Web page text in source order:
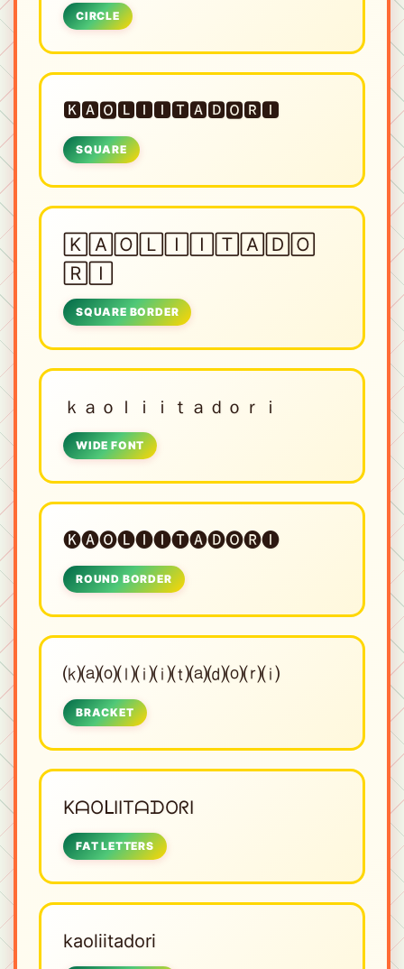
CIRCLE
🅺🅰🅾🅻🅸🅸🆃🅰🅳🅾🆁🅸
SQUARE
🄺🄰🄾🄻🄸🄸🅃🄰🄳🄾
🅁🄸
SQUARE BORDER
ｋａｏｌｉｉｔａｄｏｒｉ
WIDE FONT
🅚🅐🅞🅛🅘🅘🅣🅐🅓🅞🅡🅘
ROUND BORDER
⒦⒜⒪⒧⒤⒤⒯⒜⒟⒪⒭⒤
BRACKET
KᗩOᒪIITᗩᗪOᖇI
FAT LETTERS
kaoliitadori